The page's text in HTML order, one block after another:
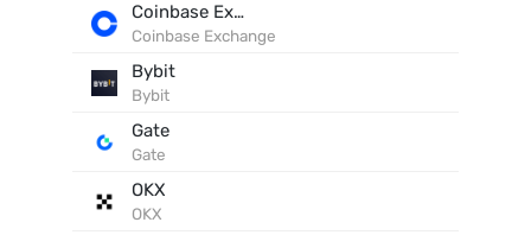
Coinbase Exchange
Coinbase Exchange
Bybit
Bybit
Gate
Gate
OKX
OKX